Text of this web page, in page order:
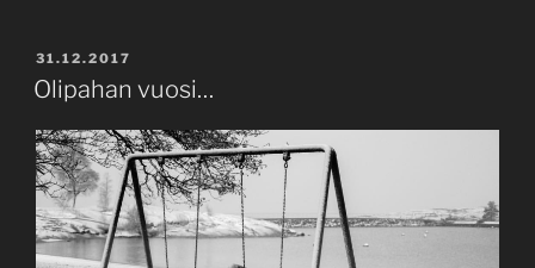
POSTED
ON
31.12.2017
Olipahan vuosi…